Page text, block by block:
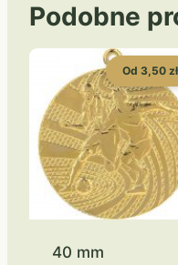
Podobne
Od 3,50 zł
40 mm